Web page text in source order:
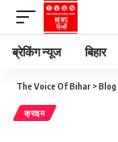
ब्रेकिंग न्यूज बिहार
The Voice Of Bihar >Blog
क्राइम